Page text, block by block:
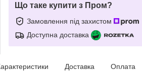
Що таке купити з Пром?
Замовлення під захистом
Доступна доставка
Доставка Оплата